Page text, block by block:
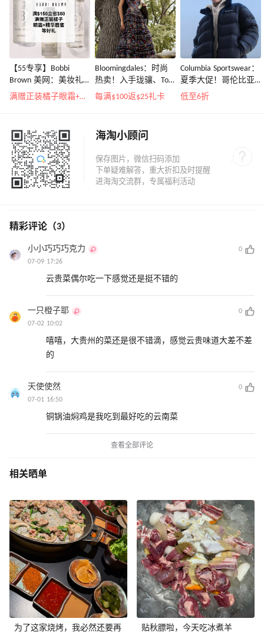
【55专享】Bobbi
Brown 美网：美妆礼
遇！满$150立省$50
满赠正装橘子眼霜+精华唇蜜等好礼
Bloomingdales：时尚
热卖！入手珑骧、Tory
Burch、拉夫劳伦等
每满$100返$25礼卡
Columbia Sportswear：
夏季大促！哥伦比亚
运动热卖
低至6折
海淘小顾问
精彩评论（3）
小小巧巧巧克力
0
07-09 17:26
云贵菜偶尔吃一下感觉还是挺不错的
一只橙子耶
0
07-02 10:02
嘻嘻，大贵州的菜还是很不错滴，感觉云贵味道大差不差
的
天使使然
0
07-01 16:50
铜锅油焖鸡是我吃到最好吃的云南菜
查看全部评论
相关晒单
为了这家烧烤，我必然还要再
贴秋膘啦，今天吃冰煮羊